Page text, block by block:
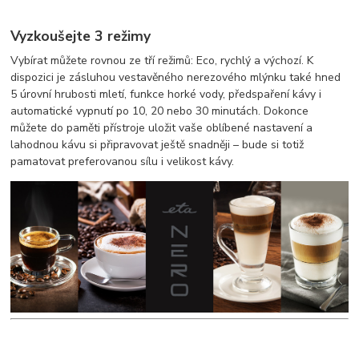
Vyzkoušejte 3 režimy
Vybírat můžete rovnou ze tří režimů: Eco, rychlý a výchozí. K
dispozici je zásluhou vestavěného nerezového mlýnku také hned
5 úrovní hrubosti mletí, funkce horké vody, předspaření kávy i
automatické vypnutí po 10, 20 nebo 30 minutách. Dokonce
můžete do paměti přístroje uložit vaše oblíbené nastavení a
lahodnou kávu si připravovat ještě snadněji – bude si totiž
pamatovat preferovanou sílu i velikost kávy.